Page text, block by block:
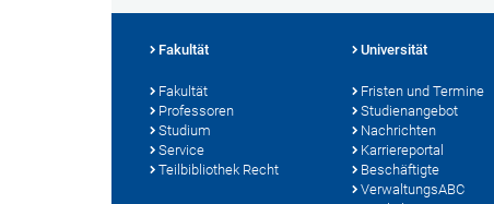
Fakultät
Fakultät
Professoren
Studium
Service
Teilbibliothek Recht
Universität
Fristen und Termine
Studienangebot
Nachrichten
Karriereportal
Beschäftigte
VerwaltungsABC